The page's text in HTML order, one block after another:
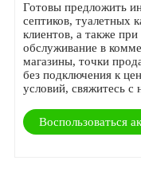
Готовы предложить
септиков, туалетных
клиентов, а также
обслуживание в
магазины, точки
без подключения к
условий, свяжитесь с
Воспользоваться